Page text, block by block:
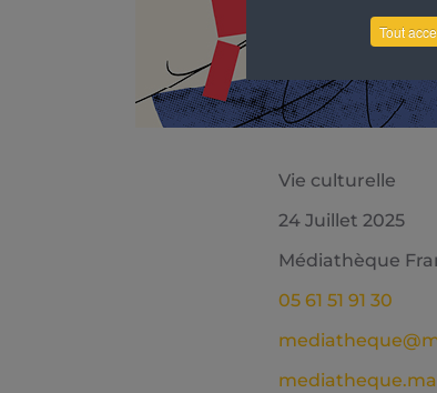
Tout
Vie culturelle
24 Juillet 2025
Médiathèque
05 61 51 91 30